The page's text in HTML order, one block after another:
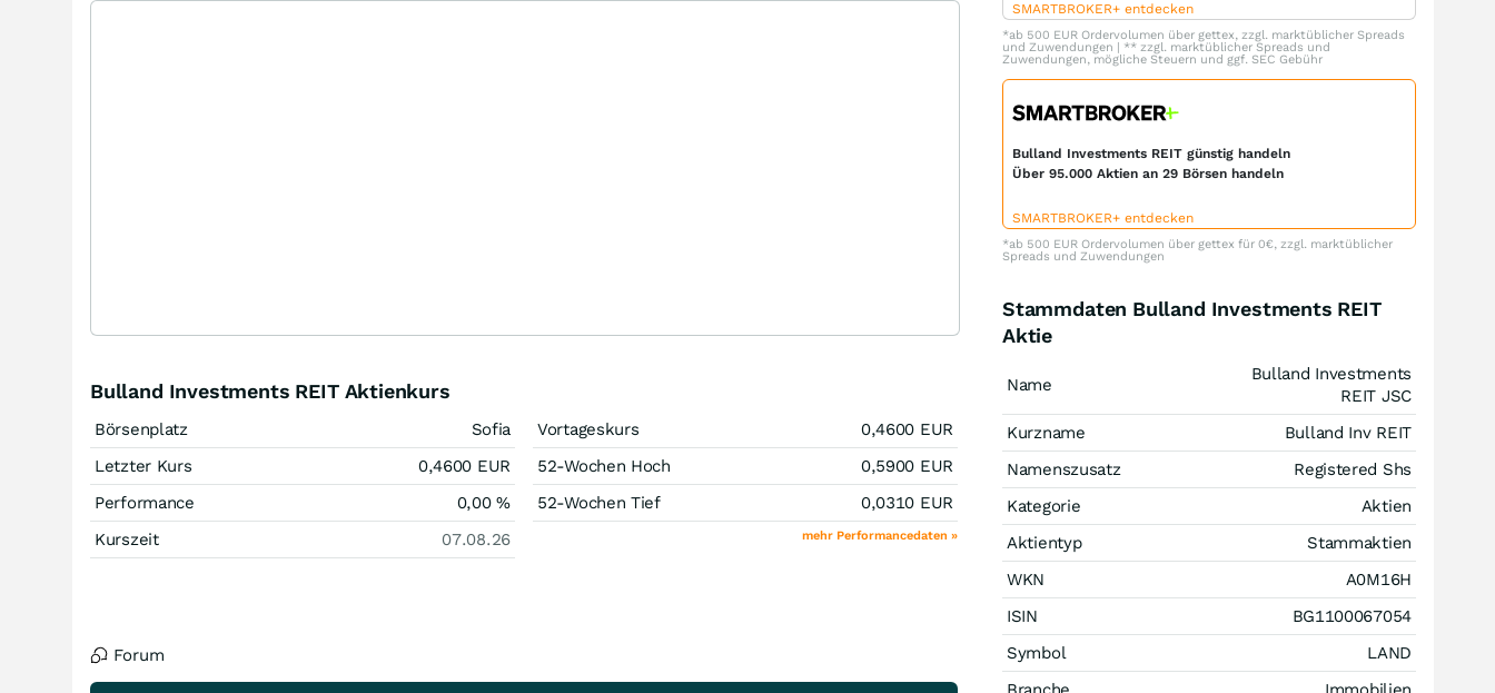
Bulland Investments REIT Aktienkurs
Börsenplatz
Sofia
Letzter Kurs
0,4600 EUR
Performance
0,00%
Kurszeit
07.08.26
Vortageskurs 0,4600 EUR
52-Wochen Hoch
0,5900 EUR
52-Wochen Tief
0,0310 EUR
mehr Performancedaten »
Forum
SMARTBROKER+ entdecken
*ab 500 EUR Ordervolumen über gettex, zzgl. marktüblicher Spreads
und Zuwendungen | ** zzgl. marktüblicher Spreads und
Zuwendungen, mögliche Steuern und ggf. SEC Gebühr
Bulland Investments REIT günstig handeln
Über 95.000 Aktien an 29 Börsen handeln
SMARTBROKER+ entdecken
*ab 500 EUR Ordervolumen über gettex für 0€, zzgl. marktüblicher
Spreads und Zuwendungen
Stammdaten Bulland Investments REIT
Aktie
Name
Bulland Investments
REIT JSC
Kurzname
Bulland Inv REIT
Namenszusatz
Registered Shs
Kategorie
Aktien
Aktientyp
Stammaktien
WKN
A0M16H
ISIN
BG1100067054
Symbol
LAND